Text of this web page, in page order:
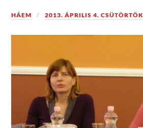
HÁEM 2013. ÁPRILIS 4. CSÜTÖRTÖK